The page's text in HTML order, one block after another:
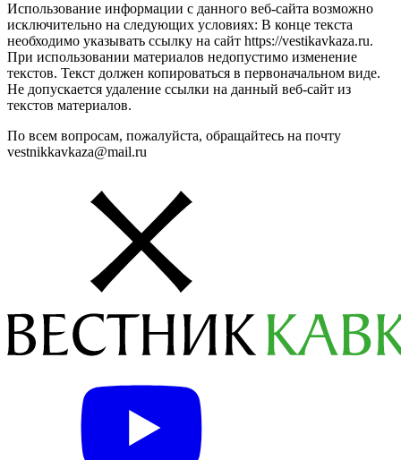
Использование информации с данного веб-сайта возможно
исключительно на следующих условиях: В конце текста
необходимо указывать ссылку на сайт https://vestikavkaza.ru.
При использовании материалов недопустимо изменение
текстов. Текст должен копироваться в первоначальном виде.
Не допускается удаление ссылки на данный веб-сайт из
текстов материалов.
По всем вопросам, пожалуйста, обращайтесь на почту
vestnikkavkaza@mail.ru